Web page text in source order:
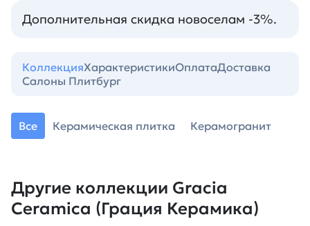
Дополнительная скидка новоселам -3%.
КоллекцияХарактеристикиОплатаДоставка
Салоны Плитбург
Все Керамическая плитка Керамогранит
Другие коллекции Gracia
Ceramica (Грация Керамика)